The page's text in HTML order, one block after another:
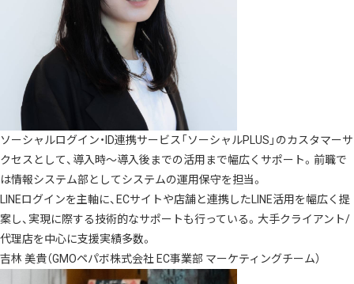
ソーシャルログイン・ID連携サービス「ソーシャルPLUS」のカスタマーサ
クセスとして、導入時〜導入後までの活用まで幅広くサポート。前職で
は情報システム部としてシステムの運用保守を担当。
LINEログインを主軸に、ECサイトや店舗と連携したLINE活用を幅広く提
案し、実現に際する技術的なサポートも行っている。大手クライアント/
代理店を中心に支援実績多数。
吉林 美貴（GMOペパボ株式会社 EC事業部 マーケティングチーム）